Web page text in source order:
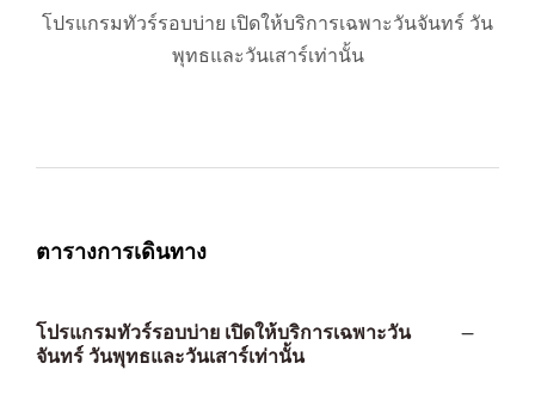
โปรแกรมทัวร์รอบบ่าย เปิดให้บริการเฉพาะวันจันทร์ วัน
พุทธและวันเสาร์เท่านั้น
ตารางการเดินทาง
โปรแกรมทัวร์รอบบ่าย เปิดให้บริการเฉพาะวัน
จันทร์ วันพุทธและวันเสาร์เท่านั้น